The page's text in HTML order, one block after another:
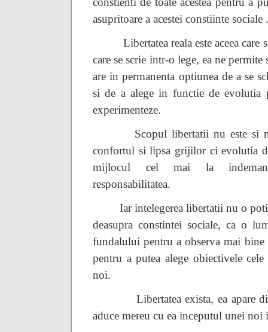
asupritoare a acestei constiinte
Libertatea reala este aceea care
care se scrie intr-o lege, ea ne
are in permanenta optiunea de a se
si de a alege in functie de evolutia
experimenteze.
Scopul libertatii nu este si
confortul si lipsa grijilor ci evolutia
mijlocul cel mai la
responsabilitatea.
Iar intelegerea libertatii nu o
deasupra constintei sociale, ca o
fundalului pentru a observa mai bine
pentru a putea alege obiectivele
noi.
Libertatea exista, ea apare
aduce mereu cu ea inceputul unei noi